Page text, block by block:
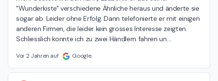
"Wunderkiste" verschiedene Ähnliche heraus und änderte sie
sogar ab. Leider ohne Erfolg. Dann telefonierte er mit einigen
anderen Firmen, die leider kein grosses Interesse zeigten.
Schliesslich konnte ich zu zwei Händlern fahren un…
Vor 2 Jahren auf Google